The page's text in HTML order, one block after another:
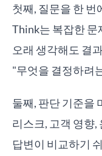
첫째, 질문을 한 번
Think는 복잡한 문
오래 생각해도 결
"무엇을 결정하려
둘째, 판단 기준을
리스크, 고객 영향,
답변이 비교하기